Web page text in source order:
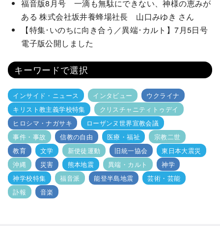
福音版8月号 一滴も無駄にできない、神様の恵みが
ある 株式会社坂井養蜂場社長 山口みゆき さん
【特集･いのちに向き合う／異端･カルト】7月5日号
電子版公開しました
キーワードで選択
インサイド・ニュース インタビュー
ウクライナ
キリスト教主義学校特集
クリスチャニティトゥデイ
ヒロシマ・ナガサキ
ローザンヌ世界宣教会議
事件・事故
信教の自由 医療・福祉
宗教二世
教育
文学 新使徒運動 旧統一協会
東日本大震災
沖縄
災害 熊本地震 異端・カルト
神学
神学校特集
福音派 能登半島地震
芸術・芸能
訃報
音楽